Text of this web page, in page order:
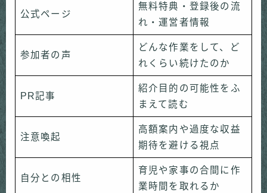
公式ページ
無料特典・登録後の流
れ・運営者情報
参加者の声
どんな作業をして、ど
れくらい続けたのか
PR記事
紹介目的の可能性をふ
まえて読む
注意喚起
高額案内や過度な収益
期待を避ける視点
自分との相性
育児や家事の合間に作
業時間を取れるか